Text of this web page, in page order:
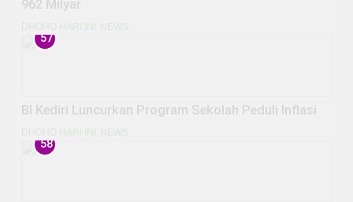
962 Milyar
DHOHO HARI INI NEWS
57
BI Kediri Luncurkan Program Sekolah Peduli Inflasi
DHOHO HARI INI NEWS
58